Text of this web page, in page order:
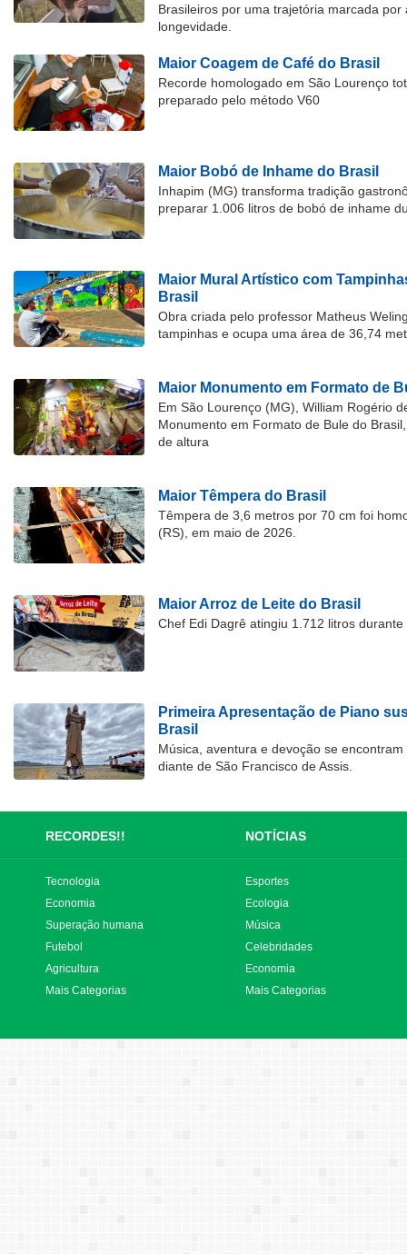
Brasileiros por uma trajetória marcada por
longevidade.
Maior Coagem de Café do Brasil
Recorde homologado em São Lourenço
preparado pelo método V60
Maior Bobó de Inhame do Brasil
Inhapim (MG) transforma tradição
preparar 1.006 litros de bobó de inhame
Maior Mural Artístico com
Brasil
Obra criada pelo professor Matheus
tampinhas e ocupa uma área de 36,74
Maior Monumento em Formato de
Em São Lourenço (MG), William Rogério
Monumento em Formato de Bule do
de altura
Maior Têmpera do Brasil
Têmpera de 3,6 metros por 70 cm foi
(RS), em maio de 2026.
Maior Arroz de Leite do Brasil
Chef Edi Dagrê atingiu 1.712 litros
Primeira Apresentação de Piano
Brasil
Música, aventura e devoção se
diante de São Francisco de Assis.
RECORDES!! NOTÍCIAS
Tecnologia
Economia
Superação humana
Futebol
Agricultura
Mais Categorias
Esportes
Ecologia
Música
Celebridades
Economia
Mais Categorias